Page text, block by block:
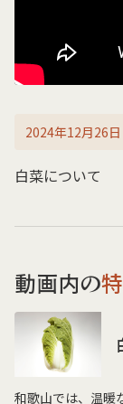
2024年12月26日
白菜について
動画内の
和歌山では、温暖